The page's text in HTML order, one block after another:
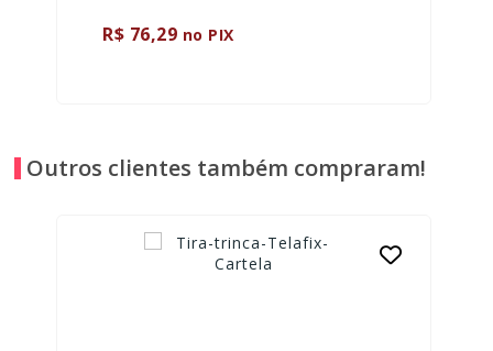
R$ 76,29 no PIX
Outros clientes também compraram!